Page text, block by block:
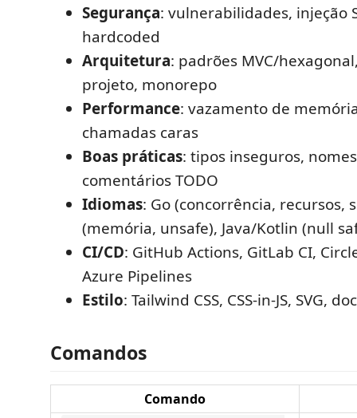
Segurança: vulnerabilidades, injeção
hardcoded
Arquitetura: padrões MVC/
projeto, monorepo
Performance: vazamento de
chamadas caras
Boas práticas: tipos inseguros,
comentários TODO
Idiomas: Go (concorrência, recursos,
(memória, unsafe), Java/Kotlin (null
CI/CD: GitHub Actions, GitLab CI,
Azure Pipelines
Estilo: Tailwind CSS, CSS-in-JS, SVG,
Comandos
Comando